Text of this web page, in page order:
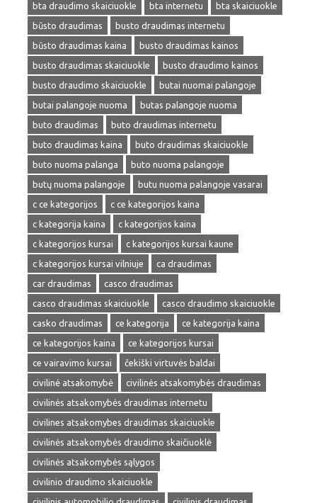
bta draudimo skaiciuokle
bta internetu
bta skaiciuokle
būsto draudimas
busto draudimas internetu
būsto draudimas kaina
busto draudimas kainos
busto draudimas skaiciuokle
busto draudimo kainos
busto draudimo skaiciuokle
butai nuomai palangoje
butai palangoje nuoma
butas palangoje nuoma
buto draudimas
buto draudimas internetu
buto draudimas kaina
buto draudimas skaiciuokle
buto nuoma palanga
buto nuoma palangoje
butų nuoma palangoje
butu nuoma palangoje vasarai
c ce kategorijos
c ce kategorijos kaina
c kategorija kaina
c kategorijos kaina
c kategorijos kursai
c kategorijos kursai kaune
c kategorijos kursai vilniuje
ca draudimas
car draudimas
casco draudimas
casco draudimas skaiciuokle
casco draudimo skaiciuokle
casko draudimas
ce kategorija
ce kategorija kaina
ce kategorijos kaina
ce kategorijos kursai
ce vairavimo kursai
čekiški virtuvės baldai
civilinė atsakomybė
civilinės atsakomybės draudimas
civilinės atsakomybės draudimas internetu
civilines atsakomybes draudimas skaiciuokle
civilinės atsakomybės draudimo skaičiuoklė
civilinės atsakomybės sąlygos
civilinio draudimo skaiciuokle